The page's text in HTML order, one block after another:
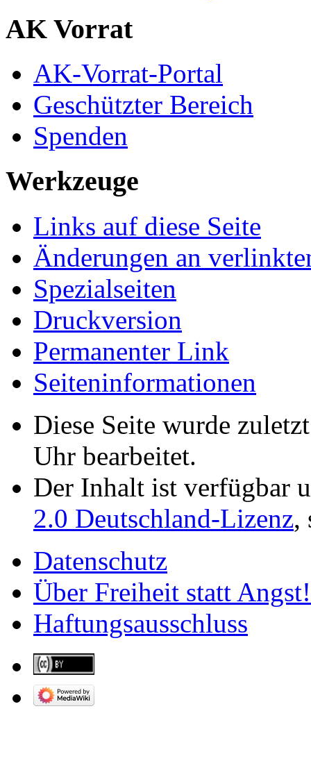
AK Vorrat
AK-Vorrat-Portal
Geschützter Bereich
Spenden
Werkzeuge
Links auf diese Seite
Änderungen an
Spezialseiten
Druckversion
Permanenter Link
Seiten­­informationen
Diese Seite wurde
Uhr bearbeitet.
Der Inhalt ist verfügbar
2.0 Deutschland-Lizenz,
Datenschutz
Über Freiheit statt Angst!
Haftungsausschluss